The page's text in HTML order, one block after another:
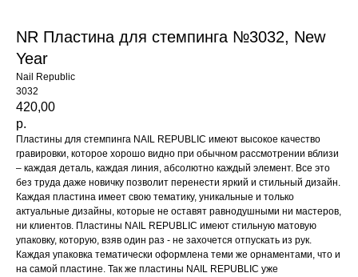
NR Пластина для стемпинга №3032, New
Year
Nail Republic
3032
420,00
р.
Пластины для стемпинга NAIL REPUBLIC имеют высокое качество
гравировки, которое хорошо видно при обычном рассмотрении вблизи
– каждая деталь, каждая линия, абсолютно каждый элемент. Все это
без труда даже новичку позволит перенести яркий и стильный дизайн.
Каждая пластина имеет свою тематику, уникальные и только
актуальные дизайны, которые не оставят равнодушными ни мастеров,
ни клиентов. Пластины NAIL REPUBLIC имеют стильную матовую
упаковку, которую, взяв один раз - не захочется отпускать из рук.
Каждая упаковка тематически оформлена теми же орнаментами, что и
на самой пластине. Так же пластины NAIL REPUBLIC уже